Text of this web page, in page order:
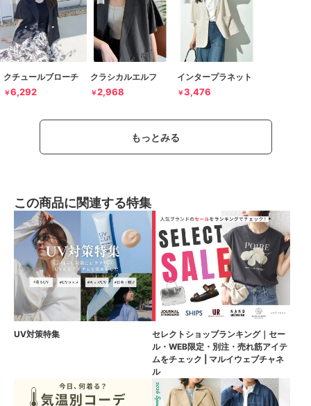
クチュールブローチ
￥6,292
クラシカルエルフ
￥2,968
インタープラネット
￥3,476
もっとみる
この商品に関連する特集
UV対策特集
セレクトショップランキング｜セー
ル・WEB限定・別注・売れ筋アイテ
ムをチェック | マルイウェブチャネ
ル